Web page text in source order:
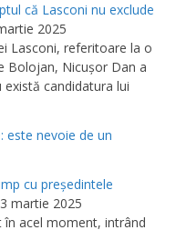
că Lasconi nu exclude
2025
Lasconi, referitoare la o
Bolojan, Nicuşor Dan a
candidatura lui
este nevoie de un
cu preşedintele
3 martie 2025
în acel moment, intrând